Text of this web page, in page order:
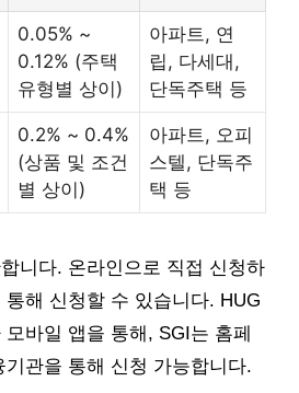
0.05% ~
0.12% (주택
유형별 상이)
아파트, 연
립, 다세대,
단독주택 등
0.2% ~ 0.4%
(상품 및 조건
별 상이)
아파트, 오피
스텔, 단독주
택 등
니다. 온라인으로 직접 신청하
해 신청할 수 있습니다. HUG
바일 앱을 통해, SGI는 홈페
관을 통해 신청 가능합니다.